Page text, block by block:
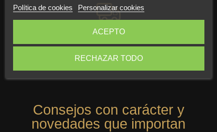
Política de cookies Personalizar cookies
RECHAZAR TODO
ACEPTO
Envío gratis a partir de 49 euros en tu carrito de compra.
Consejos con carácter y
novedades que importan